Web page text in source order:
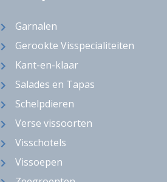
Garnalen
Gerookte Visspecialiteiten
Kant-en-klaar
Salades en Tapas
Schelpdieren
Verse vissoorten
Visschotels
Vissoepen